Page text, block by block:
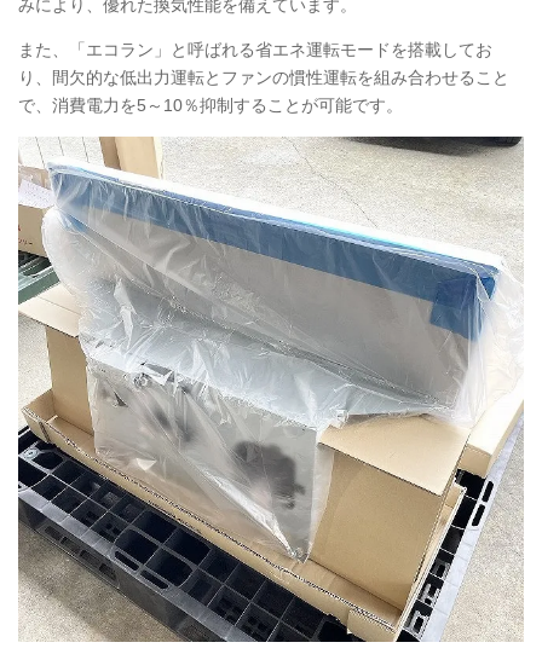
みにより、優れた換気性能を備えています。
また、「エコラン」と呼ばれる省エネ運転モードを搭載してお
り、間欠的な低出力運転とファンの慣性運転を組み合わせること
で、消費電力を5～10％抑制することが可能です。